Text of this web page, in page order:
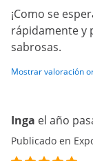
¡Como se
rápidamente y
sabrosas.
Mostrar valoración
Inga el año
Publicado en